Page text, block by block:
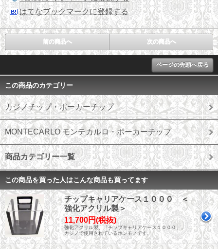
はてなブックマークに登録する
前の商品へ 次の商品へ
ページの先頭へ戻る
この商品のカテゴリー
カジノチップ・ポーカーチップ
MONTECARLO モンテカルロ・ポーカーチップ
商品カテゴリー一覧
この商品を買った人はこんな商品も買ってます
チップキャリアケース１０００ ＜
強化アクリル製＞
11,700円(税抜)
強化アクリル製、「チップキャリアケース１０００」。
カジノで使用されているホンモノです。